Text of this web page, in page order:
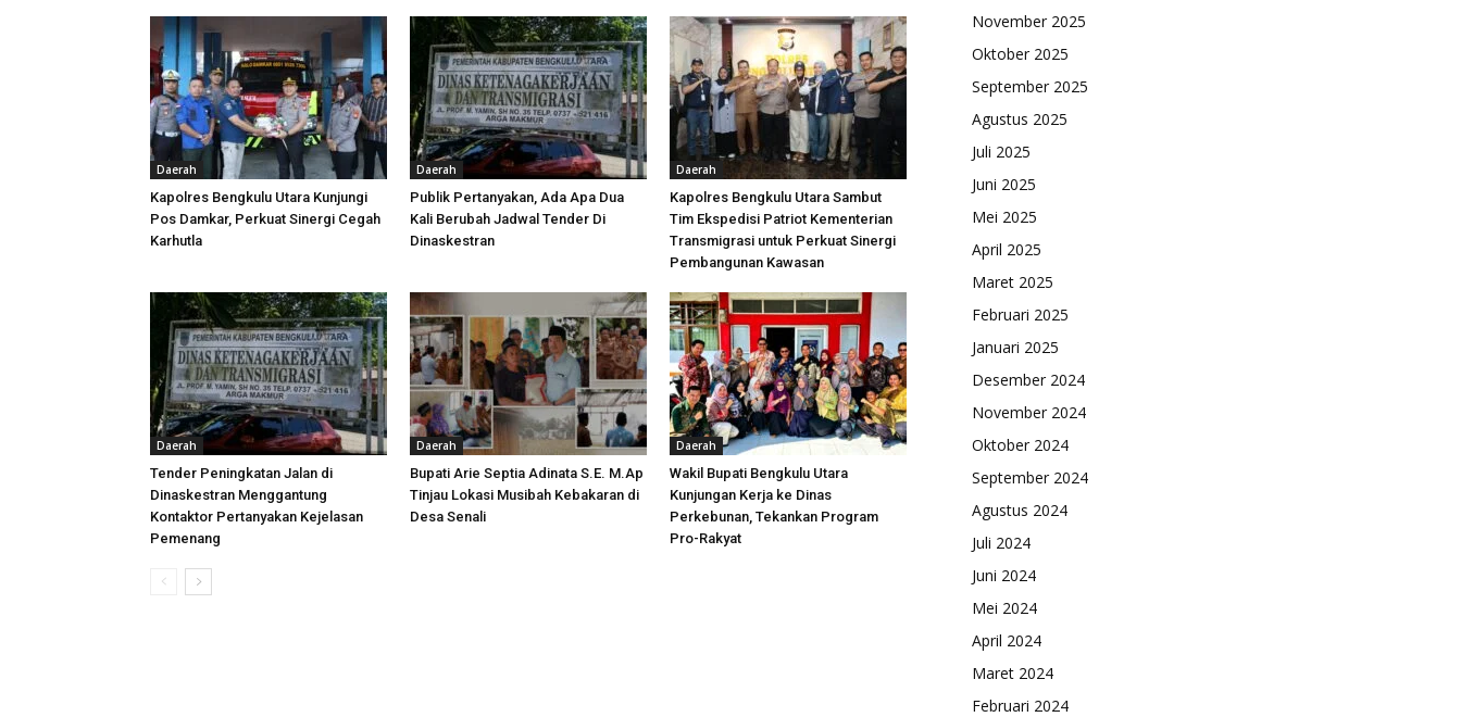
Daerah
Kapolres Bengkulu Utara Kunjungi
Pos Damkar, Perkuat Sinergi Cegah
Karhutla
Daerah
Publik Pertanyakan, Ada Apa Dua
Kali Berubah Jadwal Tender Di
Dinaskestran
Daerah
Kapolres Bengkulu Utara Sambut
Tim Ekspedisi Patriot Kementerian
Transmigrasi untuk Perkuat Sinergi
Pembangunan Kawasan
Daerah
Tender Peningkatan Jalan di
Dinaskestran Menggantung
Kontaktor Pertanyakan Kejelasan
Pemenang
Daerah
Bupati Arie Septia Adinata S.E. M.Ap
Tinjau Lokasi Musibah Kebakaran di
Desa Senali
Daerah
Wakil Bupati Bengkulu Utara
Kunjungan Kerja ke Dinas
Perkebunan, Tekankan Program
Pro-Rakyat
November 2025
Oktober 2025
September 2025
Agustus 2025
Juli 2025
Juni 2025
Mei 2025
April 2025
Maret 2025
Februari 2025
Januari 2025
Desember 2024
November 2024
Oktober 2024
September 2024
Agustus 2024
Juli 2024
Juni 2024
Mei 2024
April 2024
Maret 2024
Februari 2024